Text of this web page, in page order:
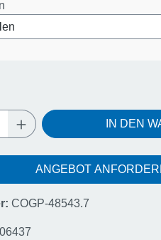
Gib den IN DEN
ANGEBOT
COGP-48543.7